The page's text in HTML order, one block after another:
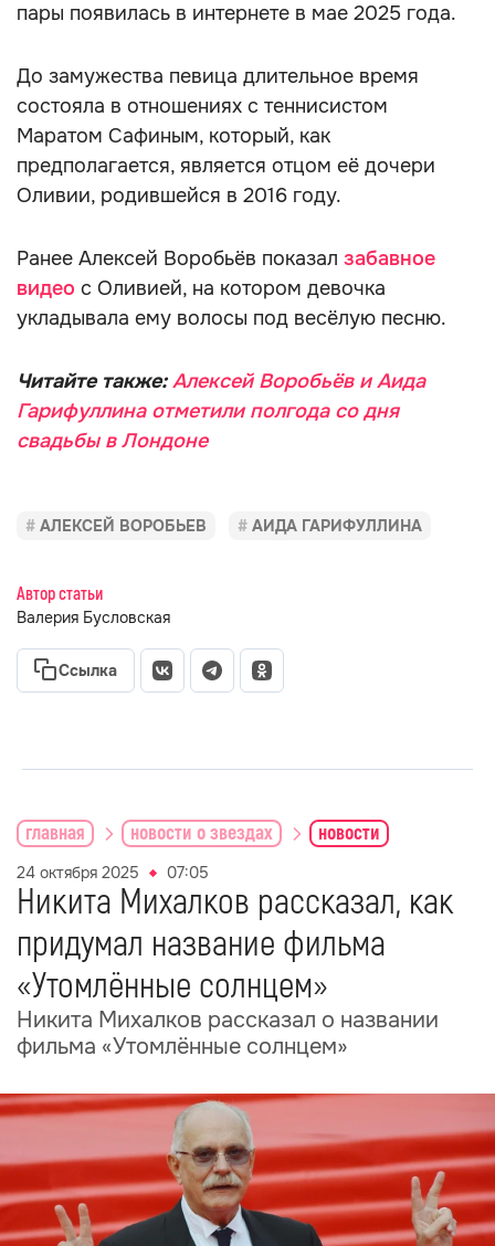
пары появилась в интернете в мае 2025 года.
До замужества певица длительное время
состояла в отношениях с теннисистом
Маратом Сафиным, который, как
предполагается, является отцом её дочери
Оливии, родившейся в 2016 году.
Ранее Алексей Воробьёв показал забавное
видео с Оливией, на котором девочка
укладывала ему волосы под весёлую песню.
Читайте также:Алексей Воробьёв и Аида
Гарифуллина отметили полгода со дня
свадьбы в Лондоне
АЛЕКСЕЙ ВОРОБЬЕВ АИДА ГАРИФУЛЛИНА
Автор статьи
Валерия Бусловская
Ссылка
главная новости о звездах новости
24 октября 2025 07:05
Никита Михалков рассказал, как
придумал название фильма
«Утомлённые солнцем»
Никита Михалков рассказал о названии
фильма «Утомлённые солнцем»